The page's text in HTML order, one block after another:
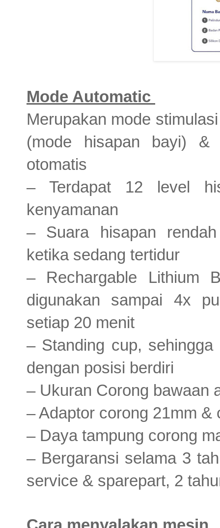
Mode Automatic
Merupakan mode
(mode hisapan bayi) &
otomatis
– Terdapat 12 level
kenyamanan
– Suara hisapan
ketika sedang tertidur
– Rechargable Lithium
digunakan sampai 4x
setiap 20 menit
– Standing cup,
dengan posisi berdiri
– Ukuran Corong bawaan
– Adaptor corong 21mm
– Daya tampung corong
– Bergaransi selama 3
service & sparepart, 2